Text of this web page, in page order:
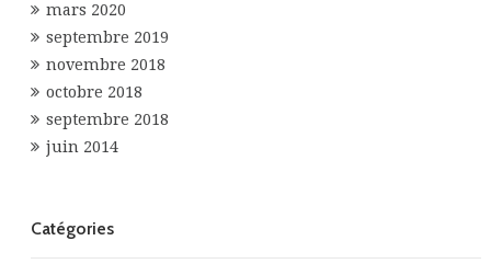
mars 2020
septembre 2019
novembre 2018
octobre 2018
septembre 2018
juin 2014
Catégories